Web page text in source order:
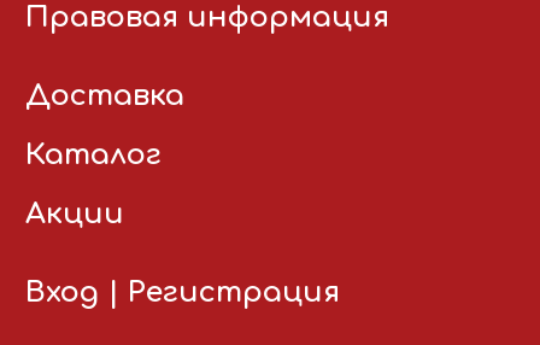
Правовая информация
Доставка
Каталог
Акции
Вход Регистрация